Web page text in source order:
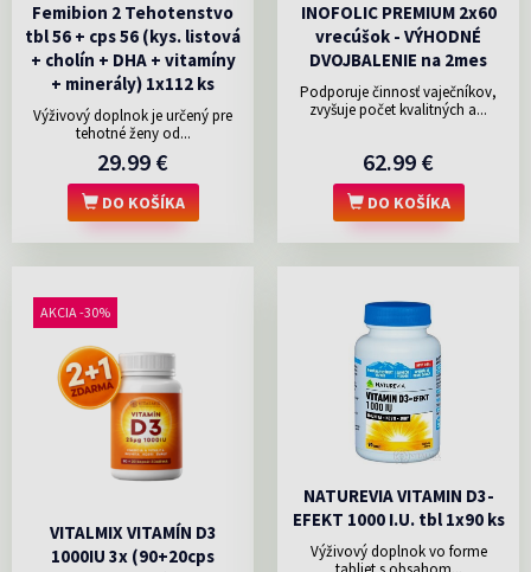
Femibion 2 Tehotenstvo
tbl 56 + cps 56 (kys. listová
+ cholín + DHA + vitamíny
+ minerály) 1x112 ks
Výživový doplnok je určený pre
tehotné ženy od...
29.99 €
DO KOŠÍKA
INOFOLIC PREMIUM 2x60
vrecúšok - VÝHODNÉ
DVOJBALENIE na 2mes
Podporuje činnosť vaječníkov,
zvyšuje počet kvalitných a...
62.99 €
DO KOŠÍKA
AKCIA -30%
VITALMIX VITAMÍN D3
1000IU 3x (90+20cps
NATUREVIA VITAMIN D3-
EFEKT 1000 I.U. tbl 1x90 ks
Výživový doplnok vo forme